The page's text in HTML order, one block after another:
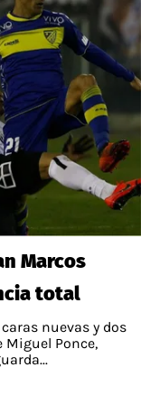
Marcos
total
nuevas y dos
Miguel Ponce,